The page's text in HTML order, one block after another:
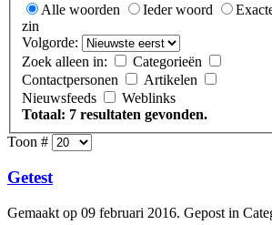
Alle woorden Ieder woord
zin
Volgorde:
Zoek alleen in:
Categorieën
Contactpersonen
Artikelen
Nieuwsfeeds
Weblinks
Totaal: 7 resultaten gevonden.
Toon #
Getest
Gemaakt op 09 februari 2016. Gepost in